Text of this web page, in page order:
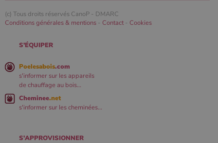
(c) Tous droits réservés CanoP - DMARC
Conditions générales & mentions - Contact - Cookies
S'ÉQUIPER
Poelesabois.com
s'informer sur les appareils
de chauffage au bois...
Cheminee.net
s'informer sur les cheminées...
S'APPROVISIONNER